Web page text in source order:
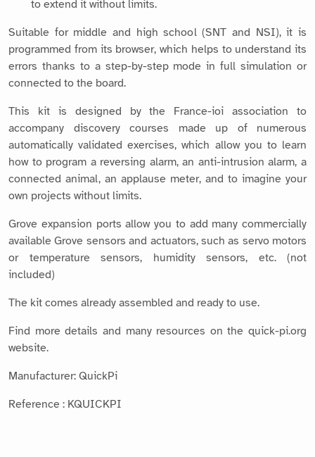
to extend it without limits.
Suitable for middle and high school (SNT and NSI), it is
programmed from its browser, which helps to understand its
errors thanks to a step-by-step mode in full simulation or
connected to the board.
This kit is designed by the France-ioi association to
accompany discovery courses made up of numerous
automatically validated exercises, which allow you to learn
how to program a reversing alarm, an anti-intrusion alarm, a
connected animal, an applause meter, and to imagine your
own projects without limits.
Grove expansion ports allow you to add many commercially
available Grove sensors and actuators, such as servo motors
or temperature sensors, humidity sensors, etc. (not
included)
The kit comes already assembled and ready to use.
Find more details and many resources on the quick-pi.org
website.
Manufacturer: QuickPi
Reference : KQUICKPI